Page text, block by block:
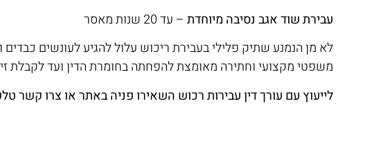
עבירת שוד אגב נסיבה מיוחדת – עד 20 שנות מאסר
לא מן הנמנע שתיק פלילי בעבירת ריכוש עלול להגיע לעונשים
משפטי מקצועי וחתירה מאומצת להפחתה בחומרת הדין ועד לקבלת
לייעוץ עם עורך דין עבירות רכוש השאירו פניה באתר או צרו קשר